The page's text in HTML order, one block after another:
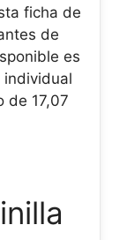
ficha de
de
es
individual
de 17,07